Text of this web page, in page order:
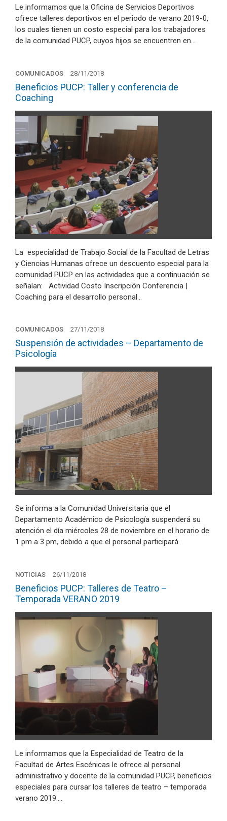
Le informamos que la Oficina de Servicios Deportivos
ofrece talleres deportivos en el periodo de verano 2019-0,
los cuales tienen un costo especial para los trabajadores
de la comunidad PUCP, cuyos hijos se encuentren en…
COMUNICADOS 28/11/2018
Beneficios PUCP: Taller y conferencia de
Coaching
La especialidad de Trabajo Social de la Facultad de Letras
y Ciencias Humanas ofrece un descuento especial para la
comunidad PUCP en las actividades que a continuación se
señalan: Actividad Costo Inscripción Conferencia |
Coaching para el desarrollo personal…
COMUNICADOS 27/11/2018
Suspensión de actividades – Departamento de
Psicología
Se informa a la Comunidad Universitaria que el
Departamento Académico de Psicología suspenderá su
atención el día miércoles 28 de noviembre en el horario de
1 pm a 3 pm, debido a que el personal participará…
NOTICIAS 26/11/2018
Beneficios PUCP: Talleres de Teatro –
Temporada VERANO 2019
Le informamos que la Especialidad de Teatro de la
Facultad de Artes Escénicas le ofrece al personal
administrativo y docente de la comunidad PUCP, beneficios
especiales para cursar los talleres de teatro – temporada
verano 2019.…